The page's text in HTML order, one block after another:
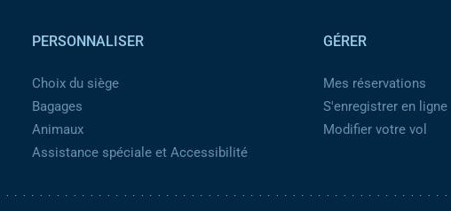
PERSONNALISER
Choix du siège
Bagages
Animaux
Assistance spéciale et Accessibilité
GÉRER
Mes réservations
S'enregistrer en ligne
Modifier votre vol